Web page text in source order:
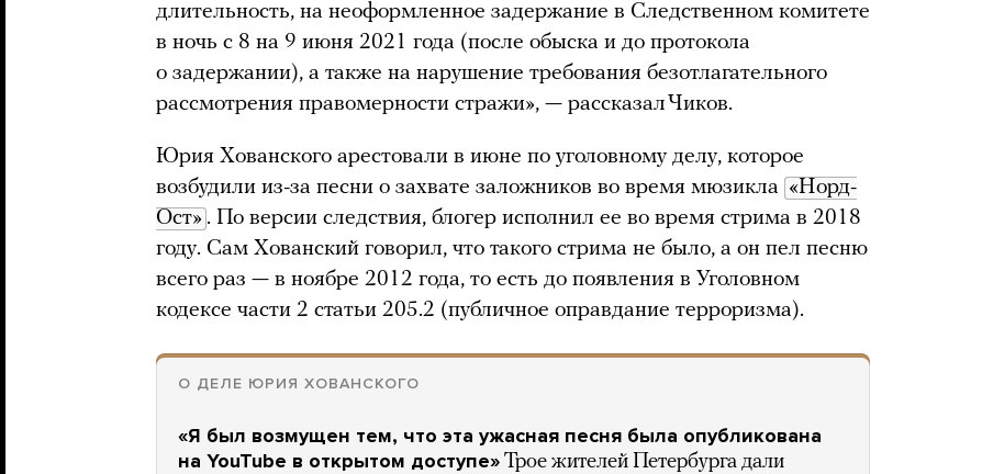
длительность, на неоформленное задержание в Следственном комитете
в ночь с 8 на 9 июня 2021 года (после обыска и до протокола
о задержании), а также на нарушение требования безотлагательного
рассмотрения правомерности стражи», — рассказал Чиков.
Юрия Хованского арестовали в июне по уголовному делу, которое
возбудили из-за песни о захвате заложников во время мюзикла «Норд-
Ост» . По версии следствия, блогер исполнил ее во время стрима в 2018
году. Сам Хованский говорил, что такого стрима не было, а он пел песню
всего раз — в ноябре 2012 года, то есть до появления в Уголовном
кодексе части 2 статьи 205.2 (публичное оправдание терроризма).
О ДЕЛЕ ЮРИЯ ХОВАНСКОГО
«Я был возмущен тем, что эта ужасная песня была опубликована
на YouTube в открытом доступе» Трое жителей Петербурга дали